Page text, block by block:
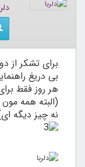
برای تشکر از
بی دریغ
هر روز فقط
(البته همه
نه چیز دیگه